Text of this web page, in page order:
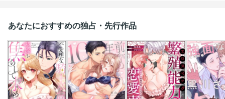
あなたにおすすめの独占・先行作品